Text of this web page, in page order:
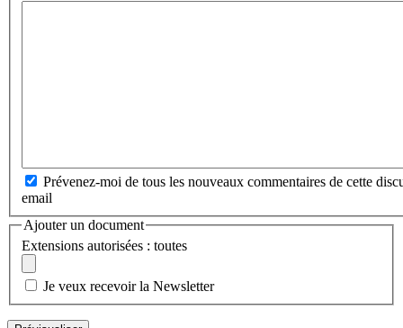
Prévenez-moi de tous les nouveaux commentaires de cette
email
Ajouter un document
Extensions autorisées : toutes
Je veux recevoir la Newsletter